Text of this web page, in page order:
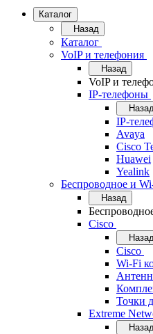
Каталог
Назад
Каталог
VoIP и телефония
Назад
VoIP и
IP-телефоны
IP-
Avaya
Cisco
Huawei
Yealink
Беспроводное и
Назад
Cisco
Cisco
Wi-Fi
Точки
Extreme